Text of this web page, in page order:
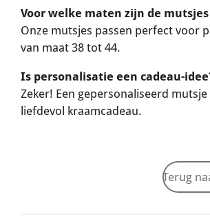
Voor welke maten zijn de
Onze mutsjes passen perfect voor
van maat 38 tot 44.
Is personalisatie een cadeau-
Zeker! Een gepersonaliseerd mutsje
liefdevol kraamcadeau.
Terug